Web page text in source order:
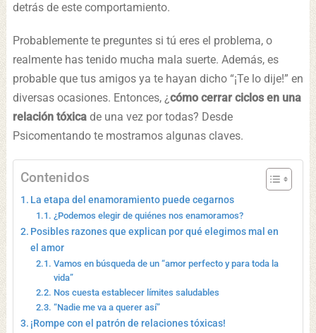
detrás de este comportamiento.
Probablemente te preguntes si tú eres el problema, o
realmente has tenido mucha mala suerte. Además, es
probable que tus amigos ya te hayan dicho “¡Te lo dije!” en
diversas ocasiones. Entonces, ¿cómo cerrar ciclos en una
relación tóxicade una vez por todas? Desde
Psicomentando te mostramos algunas claves.
Contenidos
La etapa del enamoramiento puede cegarnos
¿Podemos elegir de quiénes nos enamoramos?
Posibles razones que explican por qué elegimos mal en
el amor
Vamos en búsqueda de un “amor perfecto y para toda la
vida”
Nos cuesta establecer límites saludables
“Nadie me va a querer así”
¡Rompe con el patrón de relaciones tóxicas!